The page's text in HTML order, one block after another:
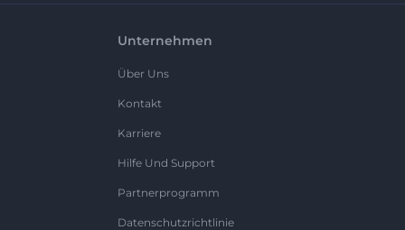
Unternehmen
Über Uns
Kontakt
Karriere
Hilfe Und Support
Partnerprogramm
Datenschutzrichtlinie